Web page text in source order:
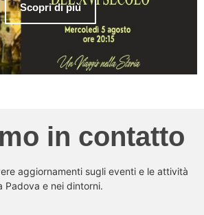
Scopri di più
in contatto
aggiornamenti sugli eventi e le attività
Padova e nei dintorni.